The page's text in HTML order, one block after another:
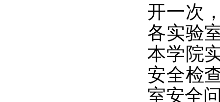
开一次
各实验
本学院
安全检
室安全